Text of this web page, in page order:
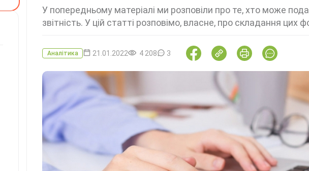
У попередньому матеріалі ми розповіли про те, хто може
звітність. У цій статті розповімо, власне, про складання
Аналітика 21.01.2022 4 208 3